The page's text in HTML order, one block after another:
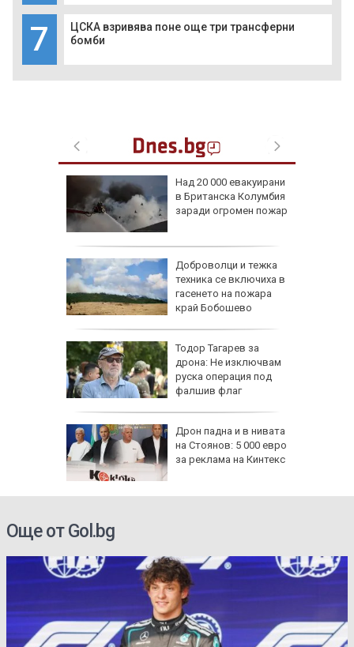
7
ЦСКА взривява поне още три трансферни
бомби
Над 20 000 евакуирани
в Британска Колумбия
заради огромен пожар
Доброволци и тежка
техника се включиха в
гасенето на пожара
край Бобошево
Тодор Тагарев за
дрона: Не изключвам
руска операция под
фалшив флаг
Дрон падна и в нивата
на Стоянов: 5 000 евро
за реклама на Кинтекс
Още от Gol.bg